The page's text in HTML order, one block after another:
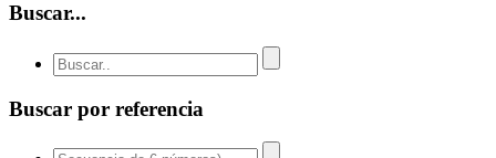
Buscar...
Buscar por referencia